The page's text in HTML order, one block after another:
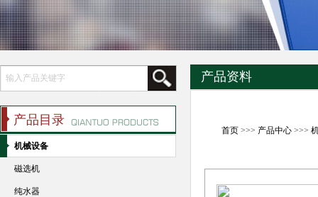
产品资料
首页>>> 产品中心>>>
产品目录
机械设备
磁选机
纯水器